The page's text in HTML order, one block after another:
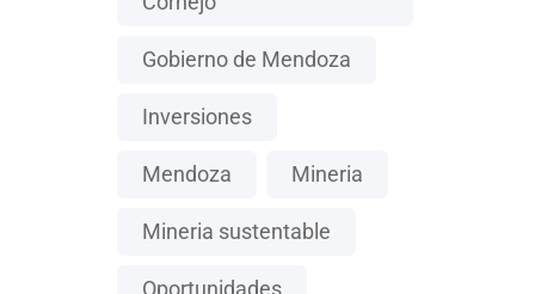
Gobierno de Mendoza
Inversiones
Mendoza Mineria
Mineria sustentable